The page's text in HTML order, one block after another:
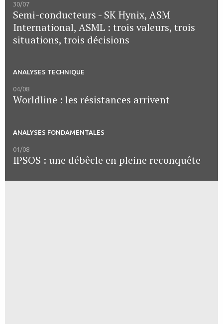
30/07
Semi-conducteurs - SK Hynix, ASM
International, ASML : trois valeurs, trois
situations, trois décisions
ANALYSES TECHNIQUE
04/08
Worldline : les résistances arrivent
ANALYSES FONDAMENTALES
01/08
IPSOS : une débêcle en pleine reconquête